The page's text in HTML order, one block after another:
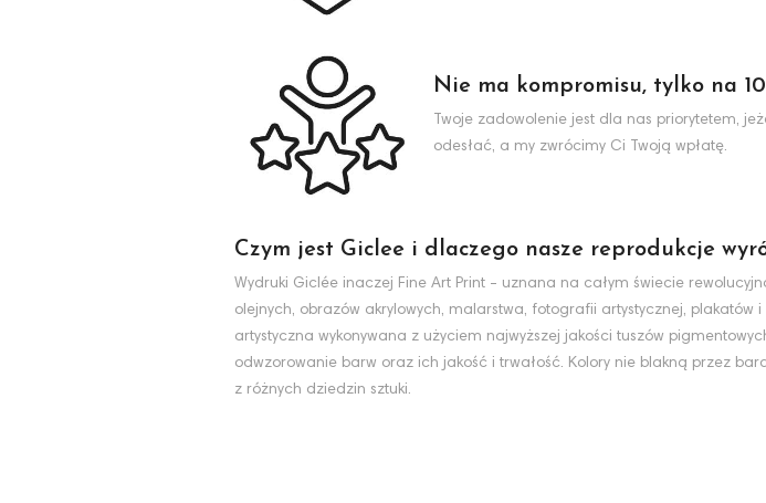
Nie ma kompromisu, tylko na
Twoje zadowolenie jest dla nas priorytetem,
odesłać, a my zwrócimy Ci Twoją wpłatę.
Czym jest Giclee i dlaczego nasze reprodukcje
Wydruki Giclée inaczej Fine Art Print - uznana na całym świecie
olejnych, obrazów akrylowych, malarstwa, fotografii artystycznej,
artystyczna wykonywana z użyciem najwyższej jakości tuszów
odwzorowanie barw oraz ich jakość i trwałość. Kolory nie blakną przez
z różnych dziedzin sztuki.